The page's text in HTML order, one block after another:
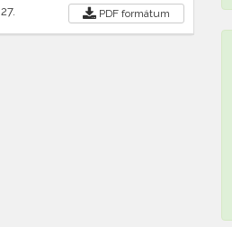
PDF formátum